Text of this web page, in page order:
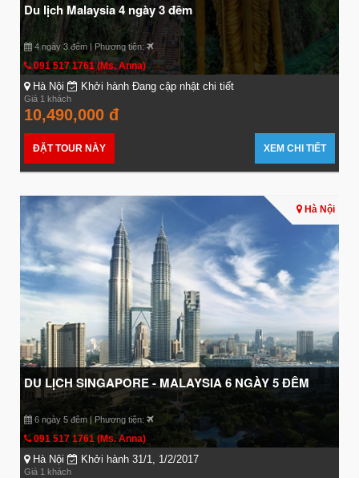
Du lịch Malaysia 4 ngày 3 đêm
4 ngày 3 đêm | Phương tiện:
091 517 1761 (Ms. Anna)
Hà Nội Khởi hành Đang cập nhật chi tiết
Giá 1 khách
10,490,000 đ
ĐẶT TOUR NÀY XEM CHI TIẾT
Hà Nội
DU LỊCH SINGAPORE - MALAYSIA 6 NGÀY 5 ĐÊM
6 ngày 5 đêm | Phương tiện:
091 517 1761 (Ms. Anna)
Hà Nội Khởi hành 31/1, 1/2/2017
Giá 1 khách